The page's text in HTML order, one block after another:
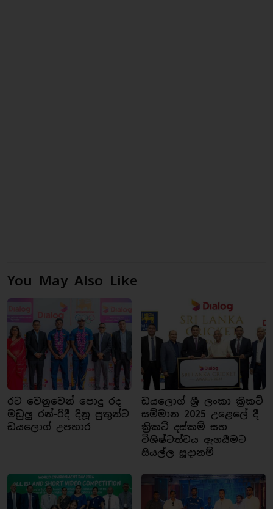
You May Also Like
රට වෙනුවෙන් පොදු රද
මඩුලු රන්-රිදී දිනූ පුතුන්ට
ඩයලොග් උපහාර
ඩයලොග් ශ්‍රී ලංකා ක්‍රිකට්
සම්මාන 2025 උළෙලේ දී
ක්‍රිකට් දස්කම් සහ
විශිෂ්ටත්වය ඇගයීමට
සියල්ල සූදානම්